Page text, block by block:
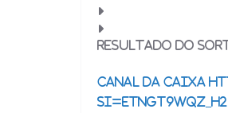
Resultado do
Canal da Caixa